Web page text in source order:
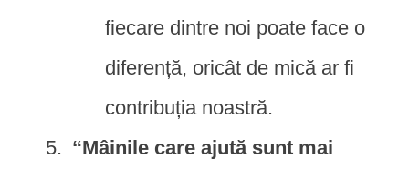
fiecare dintre noi poate face o
diferență, oricât de mică ar fi
contribuția noastră.
“Mâinile care ajută sunt mai